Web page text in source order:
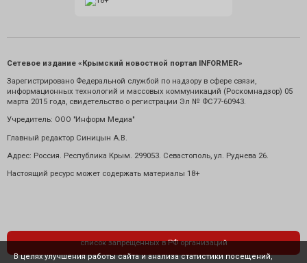
Сетевое издание «Крымский новостной портал INFORMER»
Зарегистрировано Федеральной службой по надзору в сфере связи,
информационных технологий и массовых коммуникаций (Роскомнадзор) 05
марта 2015 года, свидетельство о регистрации Эл № ФС77-60943.
Учредитель: ООО "Информ Медиа"
Главный редактор Синицын А.В.
Адрес: Россия. Республика Крым. 299053. Севастополь, ул. Руднева 26.
Настоящий ресурс может содержать материалы 18+
список запрещенных в РФ организаций
В целях улучшения работы сайта и анализа статистики посещений,